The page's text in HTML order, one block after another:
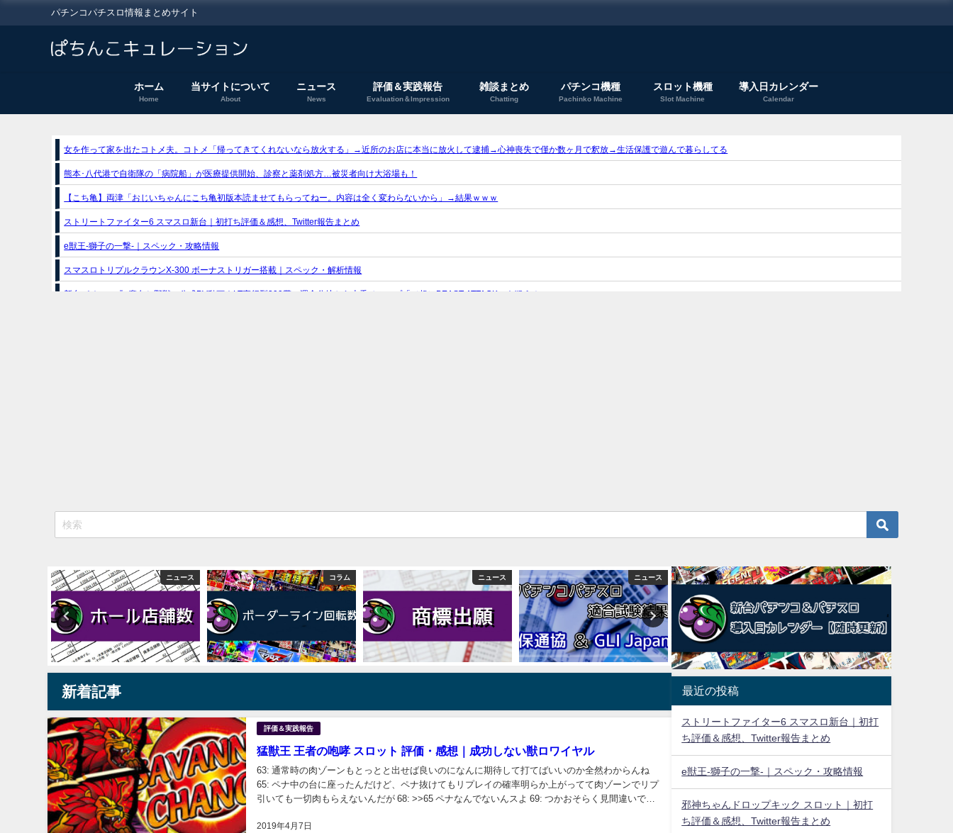
パチンコパチスロ情報まとめサイト
ホーム
Home
当サイトについて
About
ニュース
News
評価＆実践報告
Evaluation＆Impression
雑談まとめ
Chatting
パチンコ機種
Pachinko Machine
スロット機種
Slot Machine
導入日カレンダー
Calendar
女を作って家を出たコトメ夫。コトメ「帰ってきてくれないなら放火する」→近所のお店に本当に放火して逮捕→心神喪失で僅か数ヶ月で釈放→生活保護で遊んで暮らしてる
熊本･八代港で自衛隊の「病院船」が医療提供開始、診察と薬剤処方…被災者向け大浴場も！
【こち亀】両津「おじいちゃんにこち亀初版本読ませてもらってねー。内容は全く変わらないから」→結果ｗｗｗ
ストリートファイター6 スマスロ新台｜初打ち評価＆感想、Twitter報告まとめ
e獣王-獅子の一撃-｜スペック・攻略情報
スマスロトリプルクラウンX-300 ボーナストリガー搭載｜スペック・解析情報
新台パチンコ『e魔女と野獣』公式PV動画｜LT直行型399帯、運命分岐から上乗せループ「（超）BEAST ATTACK」を狙え！
ニュース コラム ニュース ニュース 演者
新着記事
評価＆実践報告
猛獣王 王者の咆哮 スロット 評価・感想｜成功しない獣ロワイヤル
2019年4月7日
63: 通常時の肉ゾーンもとっとと出せば良いのになんに期待して打てばいいのか全然わからんね
65: ペナ中の台に座ったんだけど、ペナ抜けてもリプレイの確率明らか上がってて肉ゾーンでリプ
引いても一切肉もらえないんだが 68: >>65 ペナなんでないんスよ 69: つかおそらく見間違いでペ
最近の投稿
ストリートファイター6 スマスロ新台｜初打
ち評価＆感想、Twitter報告まとめ
e獣王-獅子の一撃-｜スペック・攻略情報
邪神ちゃんドロップキック スロット｜初打
ち評価＆感想、Twitter報告まとめ